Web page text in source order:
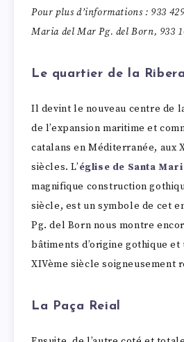
Pour plus d’informations : 933
Maria del Mar Pg. del Born, 933
Le quartier de la Ribera
Il devint le nouveau centre de
de l’expansion maritime et
catalans en Méditerranée, aux
siècles. L’église de Santa
magnifique construction
siècle, est un symbole de cet
Pg. del Born nous montre
bâtiments d’origine gothique et
XIVème siècle soigneusement
La Paça Reial